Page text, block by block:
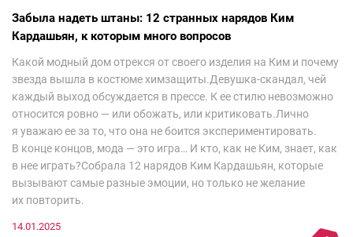
Забыла надеть штаны: 12 странных нарядов Ким
Кардашьян, к которым много вопросов
Какой модный дом отрекся от своего изделия на Ким и почему
звезда вышла в костюме химзащиты.Девушка-скандал, чей
каждый выход обсуждается в прессе. К ее стилю невозможно
относится ровно — или обожать, или критиковать.Лично
я уважаю ее за то, что она не боится экспериментировать.
В конце концов, мода — это игра… И кто, как не Ким, знает, как
в нее играть?Собрала 12 нарядов Ким Кардашьян, которые
вызывают самые разные эмоции, но только не желание
их повторить.
14.01.2025